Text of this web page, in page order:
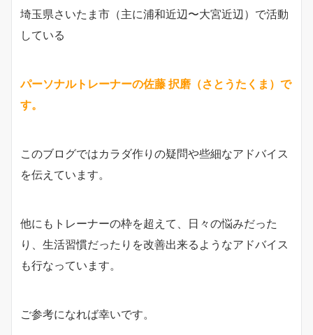
埼玉県さいたま市（主に浦和近辺〜大宮近辺）で活動
している
パーソナルトレーナーの佐藤 択磨（さとうたくま）で
す。
このブログではカラダ作りの疑問や些細なアドバイス
を伝えています。
他にもトレーナーの枠を超えて、日々の悩みだった
り、生活習慣だったりを改善出来るようなアドバイス
も行なっています。
ご参考になれば幸いです。